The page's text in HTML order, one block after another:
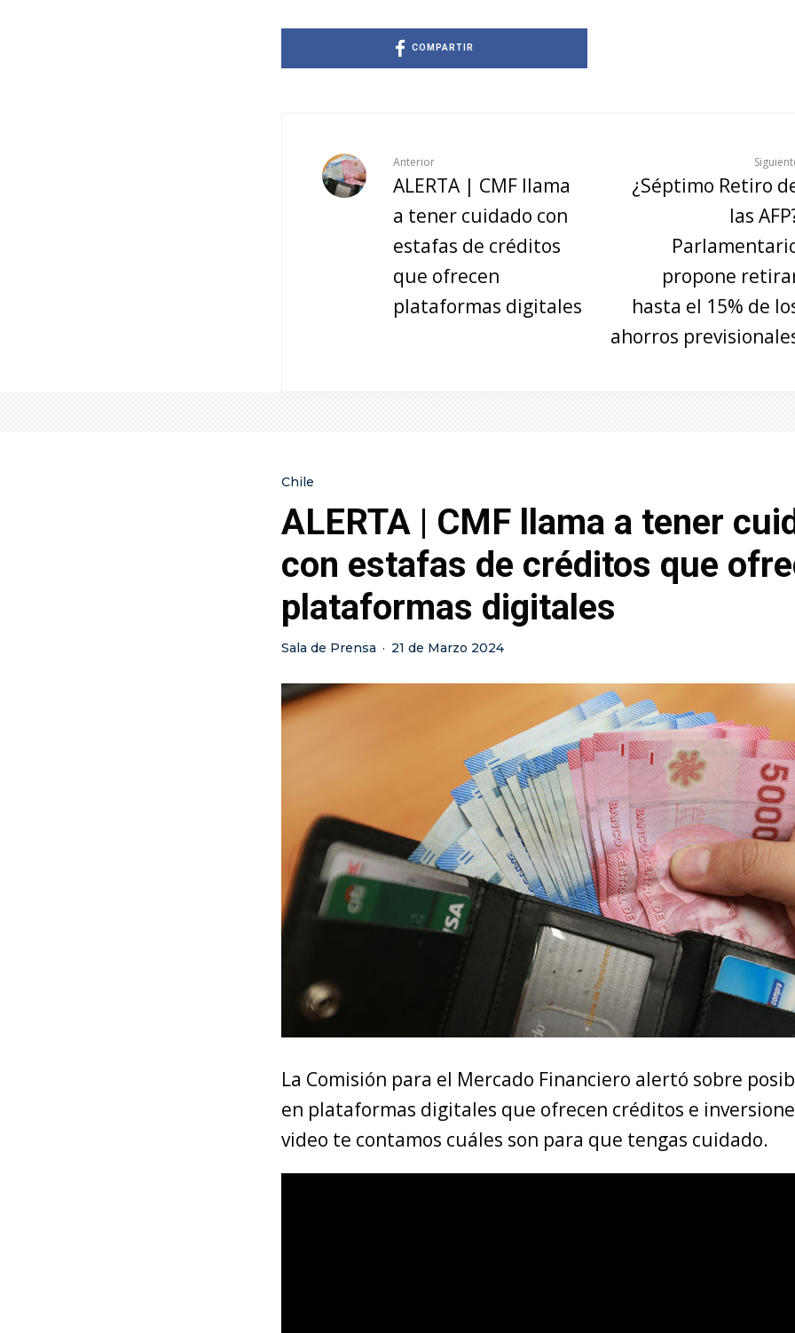
COMPARTIR
Anterior
ALERTA | CMF llama
a tener cuidado con
estafas de créditos
que ofrecen
plataformas digitales
¿Séptimo Retiro
las
propone
hasta el 15% de
ahorros
Chile
ALERTA | CMF llama a tener
con estafas de créditos que
plataformas digitales
Sala de Prensa · 21 de Marzo 2024
La Comisión para el Mercado Financiero alertó sobre
en plataformas digitales que ofrecen créditos e
video te contamos cuáles son para que tengas cuidado.